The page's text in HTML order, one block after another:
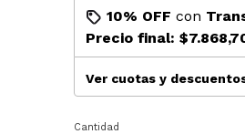
10% OFF con
Precio final:
Ver cuotas y
Cantidad